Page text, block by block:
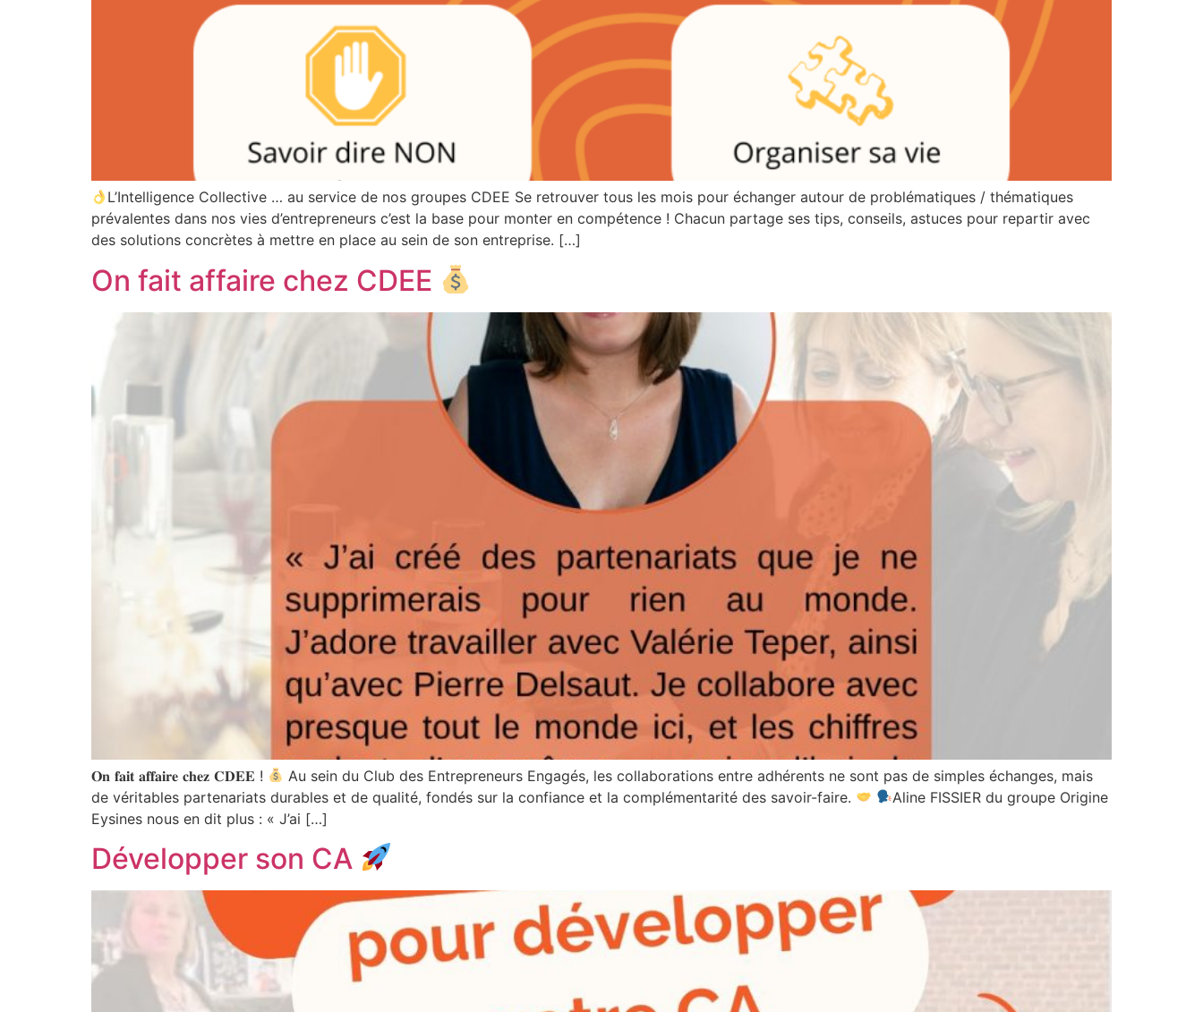
L’Intelligence Collective … au service de nos groupes CDEE Se retrouver tous les mois pour échanger autour de problématiques / thématiques
prévalentes dans nos vies d’entrepreneurs c’est la base pour monter en compétence ! Chacun partage ses tips, conseils, astuces pour repartir avec
des solutions concrètes à mettre en place au sein de son entreprise. […]
On fait affaire chez CDEE
𝐎𝐧 𝐟𝐚𝐢𝐭 𝐚𝐟𝐟𝐚𝐢𝐫𝐞 𝐜𝐡𝐞𝐳 𝐂𝐃𝐄𝐄 !
Au sein du Club des Entrepreneurs Engagés, les collaborations entre adhérents ne sont pas de simples échanges, mais
de véritables partenariats durables et de qualité, fondés sur la confiance et la complémentarité des savoir-faire.
Aline FISSIER du groupe Origine
Eysines nous en dit plus : « J’ai […]
Développer son CA